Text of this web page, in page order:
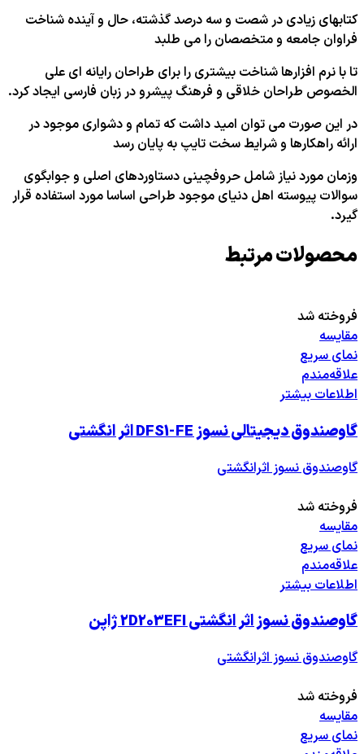
کتابهای زیادی در شصت و سه درصد گذشته، حال و آینده شناخت
فراوان جامعه و متخصصان را می طلبد
تا با نرم افزارها شناخت بیشتری را برای طراحان رایانه ای علی
الخصوص طراحان خلاقی و فرهنگ پیشرو در زبان فارسی ایجاد کرد.
در این صورت می توان امید داشت که تمام و دشواری موجود در
ارائه راهکارها و شرایط سخت تایپ به پایان رسد
وزمان مورد نیاز شامل حروفچینی دستاوردهای اصلی و جوابگوی
سوالات پیوسته اهل دنیای موجود طراحی اساسا مورد استفاده قرار
گیرد.
محصولات مرتبط
فروخته شد
مقایسه
نمای سریع
علاقه‌مندم
اطلاعات بیشتر
گاوصندوق دیجیتالی نسوز DFS1-FE اثر انگشتی
گاوصندوق نسوز اثرانگشتی
فروخته شد
مقایسه
نمای سریع
علاقه‌مندم
اطلاعات بیشتر
گاوصندوق نسوز اثر انگشتی 2D203EFI ژاپن
گاوصندوق نسوز اثرانگشتی
فروخته شد
مقایسه
نمای سریع